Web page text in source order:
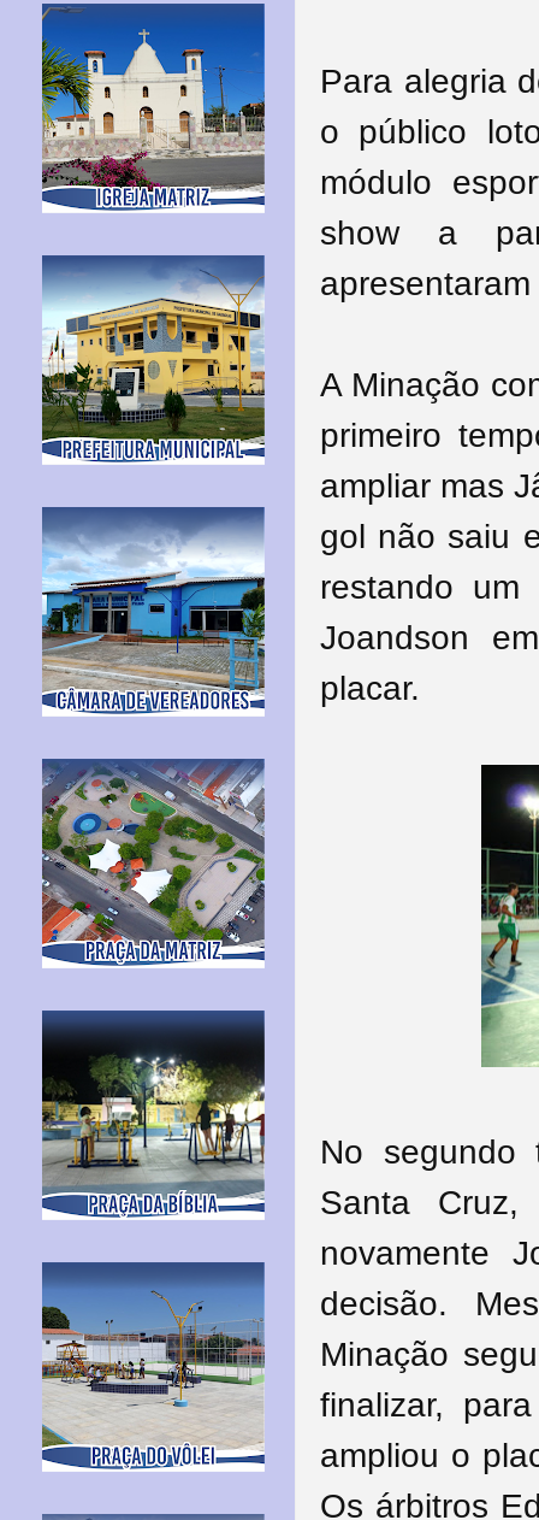
Para alegria
o público
módulo
show a
A Minação
primeiro
ampliar mas
gol não saiu
restando
Joandson
placar.
No segundo
Santa
novamente
decisão.
Minação
finalizar,
ampliou o
Os árbitros